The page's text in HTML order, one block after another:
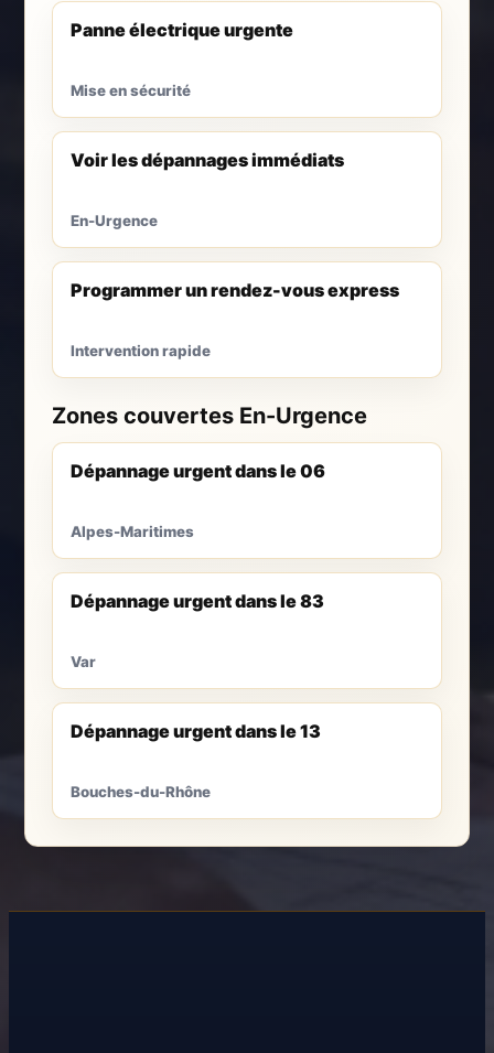
Panne électrique urgente
Mise en sécurité
Voir les dépannages immédiats
En-Urgence
Programmer un rendez-vous express
Intervention rapide
Zones couvertes En-Urgence
Dépannage urgent dans le 06
Alpes-Maritimes
Dépannage urgent dans le 83
Var
Dépannage urgent dans le 13
Bouches-du-Rhône